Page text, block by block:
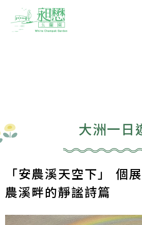
大洲一日
「安農溪天空下」 個
農溪畔的靜謐詩篇